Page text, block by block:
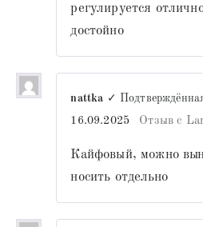
регулируется
достойно
nattka ✓
16.09.2025
Отзыв с
Кайфовый, можно
носить отдельно